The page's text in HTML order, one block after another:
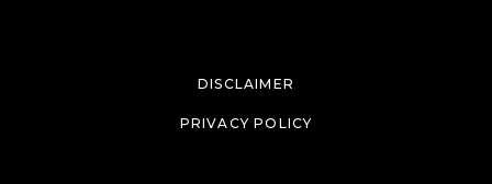
DISCLAIMER
PRIVACY POLICY